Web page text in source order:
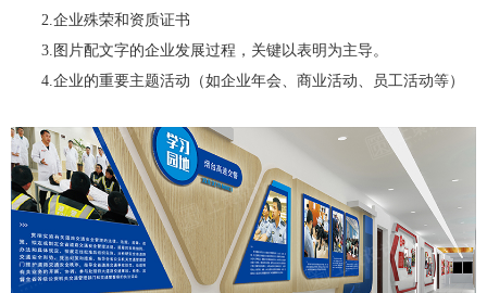
2.企业殊荣和资质证书
3.图片配文字的企业发展过程，关键以表明为主导。
4.企业的重要主题活动（如企业年会、商业活动、员工活动等）